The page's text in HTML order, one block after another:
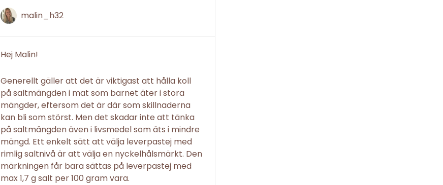
malin_h32
Hej Malin!
Generellt gäller att det är viktigast att hålla koll
på saltmängden i mat som barnet äter i stora
mängder, eftersom det är där som skillnaderna
kan bli som störst. Men det skadar inte att tänka
på saltmängden även i livsmedel som äts i mindre
mängd. Ett enkelt sätt att välja leverpastej med
rimlig saltnivå är att välja en nyckelhålsmärkt. Den
märkningen får bara sättas på leverpastej med
max 1,7 g salt per 100 gram vara.